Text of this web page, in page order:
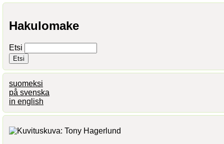
Hakulomake
Etsi
suomeksi
på svenska
in english